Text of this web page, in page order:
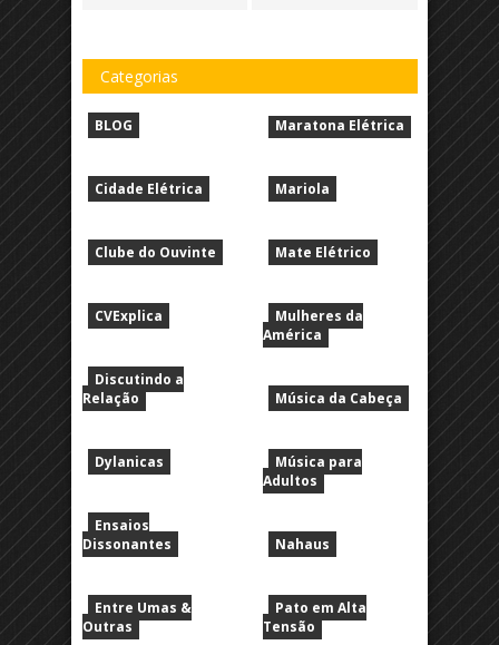
Categorias
BLOG
Cidade Elétrica
Clube do Ouvinte
CVExplica
Discutindo a
Relação
Dylanicas
Ensaios
Dissonantes
Entre Umas &
Outras
Maratona Elétrica
Mariola
Mate Elétrico
Mulheres da
América
Música da Cabeça
Música para
Adultos
Nahaus
Pato em Alta
Tensão